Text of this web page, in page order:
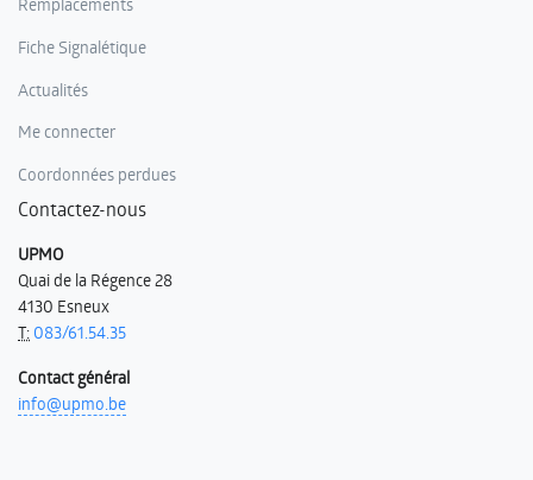
Remplacements
Fiche Signalétique
Actualités
Me connecter
Coordonnées perdues
Contactez-nous
UPMO
Quai de la Régence 28
4130 Esneux
T: 083/61.54.35
Contact général
info@upmo.be